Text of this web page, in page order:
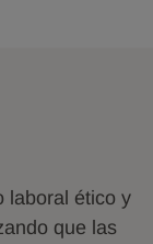
laboral ético y
que las